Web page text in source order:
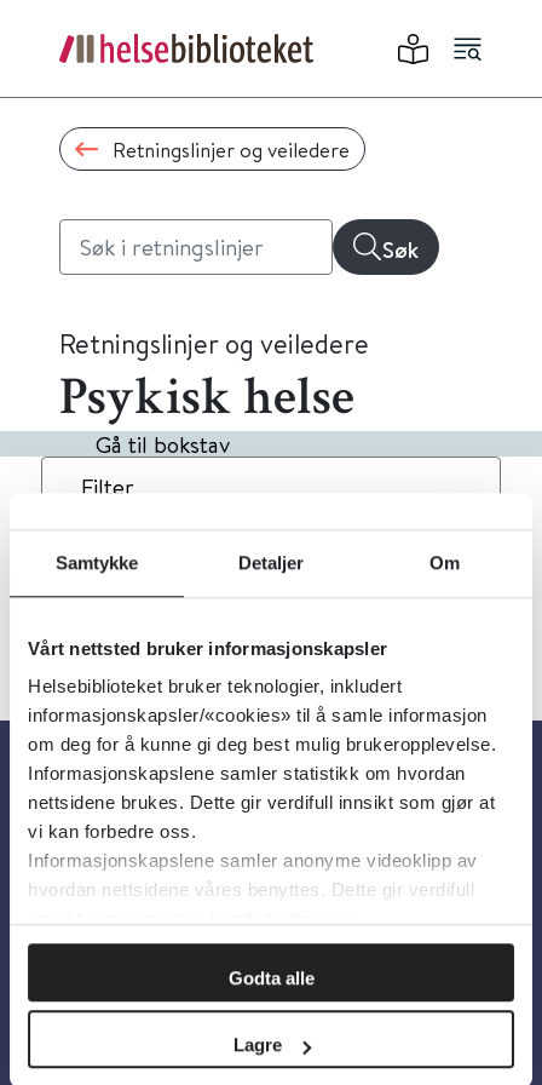
Samtykke Detaljer Om
Vårt nettsted bruker informasjonskapsler
Helsebiblioteket bruker teknologier, inkludert
informasjonskapsler/«cookies» til å samle informasjon
om deg for å kunne gi deg best mulig brukeropplevelse.
Informasjonskapslene samler statistikk om hvordan
nettsidene brukes. Dette gir verdifull innsikt som gjør at
vi kan forbedre oss.
Informasjonskapslene samler anonyme videoklipp av
hvordan nettsidene våres benyttes. Dette gir verdifull
Godta alle
Lagre
Retningslinjer og veiledere
Søk
Retningslinjer og veiledere
Psykisk helse
Gå til bokstav
Filter
2Treff Dato Alfabetisk
Om oss
Om Helsebiblioteket
Personvern og informasjonskapsler
Tilgjengelighetserklæring
Information in English
Bilder fra Colourbox.com